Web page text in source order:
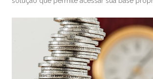
Inteligência Artificial. A ferramenta, baseada
Protocol (MCP), possibilita que clientes
mercado em linguagem natural diretamente